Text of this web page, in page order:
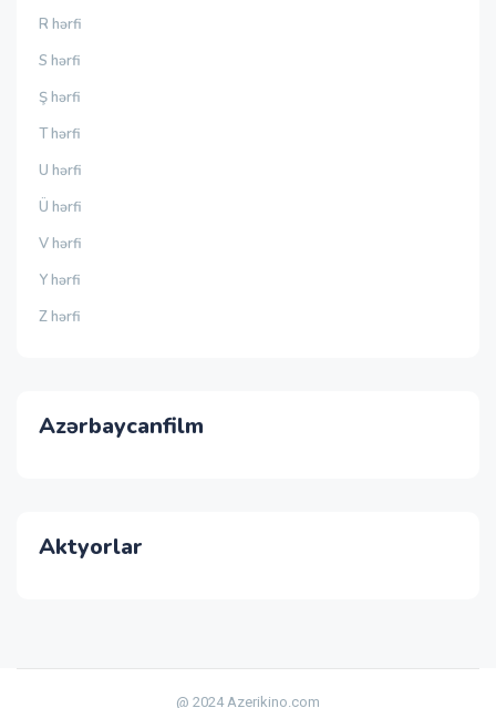
R hərfi
S hərfi
Ş hərfi
T hərfi
U hərfi
Ü hərfi
V hərfi
Y hərfi
Z hərfi
Azərbaycanfilm
Aktyorlar
@ 2024 Azerikino.com